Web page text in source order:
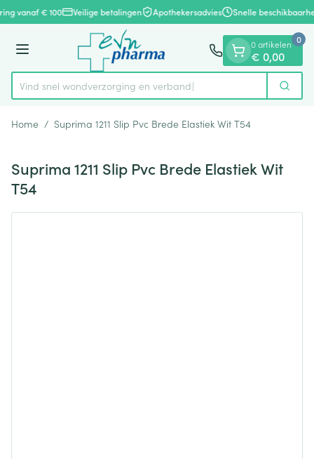
Ga naar de inhoud
1 van 1
vanaf € 100 Veilige betalingen Apothekersadvies Snelle
Menu
Product, merk, categorie...
Vind snel wondverzorging en verband Zoek
0 artikelen
€ 0,00
0
Home / Suprima 1211 Slip Pvc Brede Elastiek Wit T54
Suprima 1211 Slip Pvc Brede Elastiek Wit
T54